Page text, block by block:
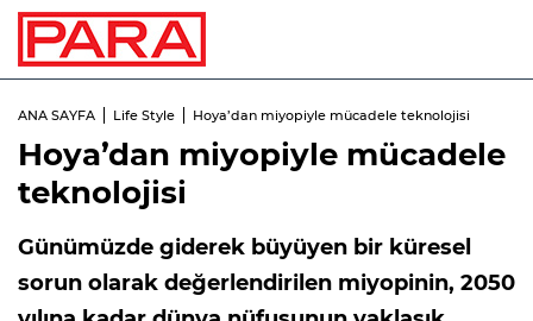
ANA SAYFA Life Style Hoya’dan miyopiyle mücadele teknolojisi
Hoya’dan miyopiyle mücadele
teknolojisi
Günümüzde giderek büyüyen bir küresel
sorun olarak değerlendirilen miyopinin, 2050